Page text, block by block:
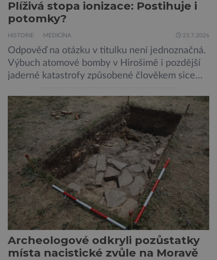
Plíživá stopa ionizace: Postihuje i
potomky?
HISTORIE MEDICÍNA 23.7.2026
Odpověď na otázku v titulku není jednoznačná.
Výbuch atomové bomby v Hirošimě i pozdější
jaderné katastrofy způsobené člověkem sice
slabší a dlouhodobé záření poškozuje DNA.
Přesto není stále zcela jasné, nakolik se mutace
vzniklé ozářením přenášejí na potomstvo. Před
pěti lety, těsně před 35. výročím výbuchu
Černobylské jaderné elektrárny, […]
Archeologové odkryli pozůstatky
místa nacistické zvůle na Moravě